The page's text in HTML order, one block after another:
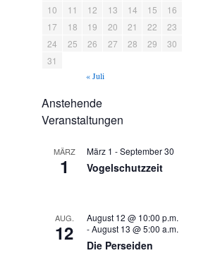
10
11 12 13 14 15
16
17
18 19 20 21 22
23
24
25 26 27 28 29
30
31
« Juli
Anstehende
Veranstaltungen
MÄRZ
1
März 1 -September 30
Vogelschutzzeit
AUG.
12
August 12 @ 10:00 p.m.
-August 13 @ 5:00 a.m.
Die Perseiden